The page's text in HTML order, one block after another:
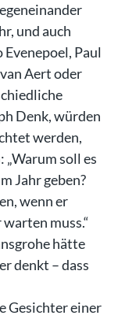
und auch
Paul
Aert oder
Denk, würden
werden,
soll es
Jahr geben?
wenn er
muss.“
hätte
denkt – dass
Gesichter einer